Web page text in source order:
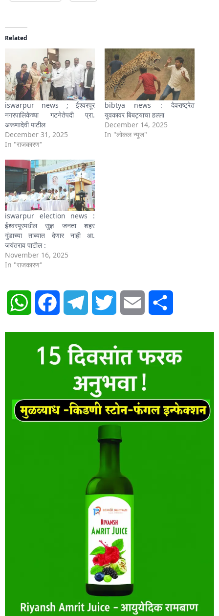
Related
iswarpur news ; ईश्वरपूर
नगरपालिकेच्या गटनेतेपदी प्रा.
अरूणादेवी पाटील
December 31, 2025
In "राजकारण"
bibtya news : देवराष्ट्रेत
युवकावर बिबट्याचा हल्ला
December 14, 2025
In "लोकल न्यूज"
iswarpur election news :
ईश्वरपूरमधील सुज्ञ जनता शहर
गुंडाच्या ताब्यात देणार नाही आ.
जयंतराव पाटील :
November 16, 2025
In "राजकारण"
WhatsAppFacebook Telegram Twitter Email